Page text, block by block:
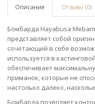
Описание Отзывы (0)
Бомбарда Hayabusa
представляет собой
сочетающий в себе
используется в
обеспечивает
приманок, которые не
настолько далеко,
Бомбарда позволяет